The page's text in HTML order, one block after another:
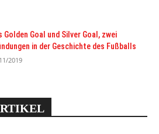
Golden Goal und Silver Goal, zwei
in der Geschichte des Fußballs
2019